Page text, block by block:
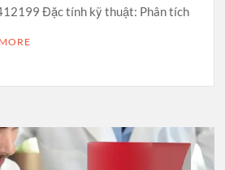
Đặc tính kỹ thuật: Phân tích